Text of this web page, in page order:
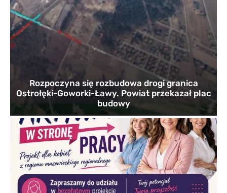
Rozpoczyna się rozbudowa drogi granica
Ostrołęki-Goworki-Ławy. Powiat przekazał plac
budowy